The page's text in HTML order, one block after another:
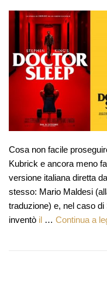
Cosa non facile
Kubrick e ancora meno
versione italiana diretta
stesso: Mario Maldesi
traduzione) e, nel caso
inventò il … Continua a